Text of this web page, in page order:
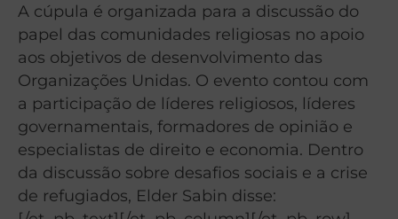
A cúpula é organizada para a discussão do
papel das comunidades religiosas no apoio
aos objetivos de desenvolvimento das
Organizações Unidas. O evento contou com
a participação de líderes religiosos, líderes
governamentais, formadores de opinião e
especialistas de direito e economia. Dentro
da discussão sobre desafios sociais e a crise
de refugiados, Elder Sabin disse: